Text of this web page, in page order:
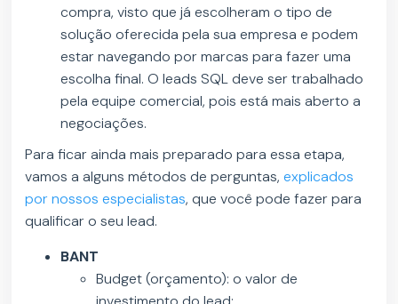
compra, visto que já escolheram o tipo de
solução oferecida pela sua empresa e podem
estar navegando por marcas para fazer uma
escolha final. O leads SQL deve ser trabalhado
pela equipe comercial, pois está mais aberto a
negociações.
Para ficar ainda mais preparado para essa etapa,
vamos a alguns métodos de perguntas,explicados
por nossos especialistas, que você pode fazer para
qualificar o seu lead.
BANT
Budget (orçamento): o valor de